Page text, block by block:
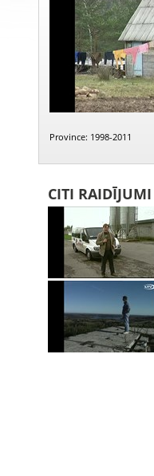
Province: 1998-2011
CITI